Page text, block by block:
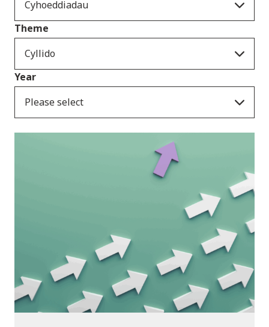
Cyhoeddiadau
Theme
Cyllido
Year
Please select
Cyhoeddiadau